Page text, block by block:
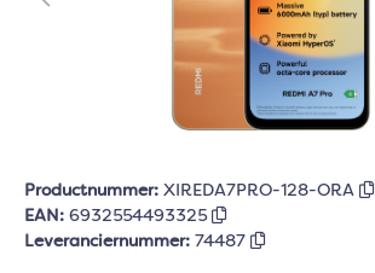
Productnummer: XIREDA7PRO-128-ORA
EAN: 6932554493325
Leveranciernummer: 74487